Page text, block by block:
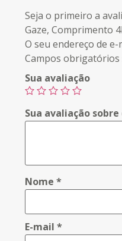
Seja o primeiro a
Gaze, Comprimento
O seu endereço de
Campos
Sua avaliação
Sua avaliação
Nome*
E-mail*